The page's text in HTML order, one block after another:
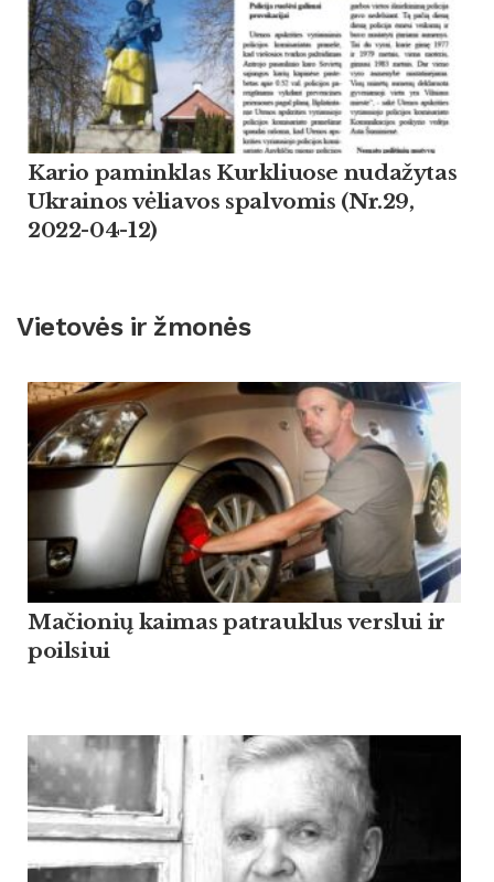
Kario paminklas Kurkliuose nudažytas
Ukrainos vėliavos spalvomis (Nr.29,
2022-04-12)
Vietovės ir žmonės
Mačionių kaimas patrauklus verslui ir
poilsiui